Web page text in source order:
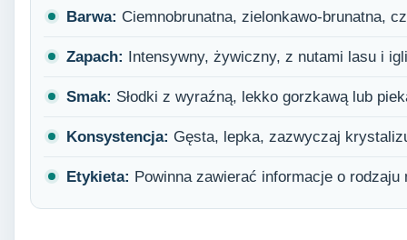
Barwa: Ciemnobrunatna, zielonkawo-brunatna,
Zapach: Intensywny, żywiczny, z nutami lasu i
Smak: Słodki z wyraźną, lekko gorzkawą lub
Konsystencja: Gęsta, lepka, zazwyczaj
Etykieta: Powinna zawierać informacje o